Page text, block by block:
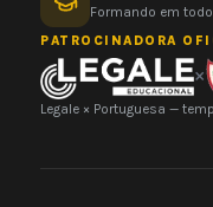
Formando em
PATROCINADORA
×
Legale × Portuguesa —